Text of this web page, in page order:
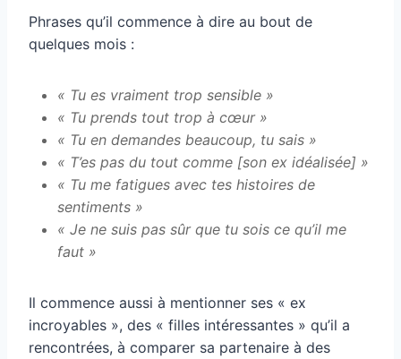
Phrases qu’il commence à dire au bout de
quelques mois :
« Tu es vraiment trop sensible »
« Tu prends tout trop à cœur »
« Tu en demandes beaucoup, tu sais »
« T’es pas du tout comme [son ex idéalisée] »
« Tu me fatigues avec tes histoires de
sentiments »
« Je ne suis pas sûr que tu sois ce qu’il me
faut »
Il commence aussi à mentionner ses « ex
incroyables », des « filles intéressantes » qu’il a
rencontrées, à comparer sa partenaire à des